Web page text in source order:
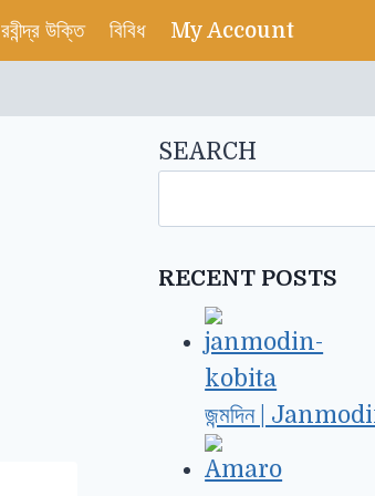
রবীন্দ্র উক্তি বিবিধ My Account
SEARCH
RECENT POSTS
জন্মদিন |